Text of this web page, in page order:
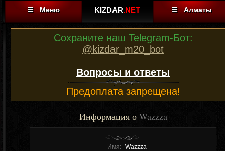
☰ Меню KIZDAR.NET ☰ Алматы
Сохраните наш Telegram-Бот:
@kizdar_m20_bot
Вопросы и ответы
Предоплата запрещена!
Информация о Wazzza
Имя: Wazzza